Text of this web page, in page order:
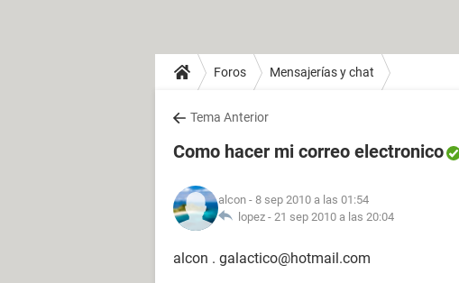
Foros Mensajerías y chat
Tema Anterior
Como hacer mi correo electronico
alcon - 8 sep 2010 a las 01:54
lopez - 21 sep 2010 a las 20:04
alcon . galactico@hotmail.com